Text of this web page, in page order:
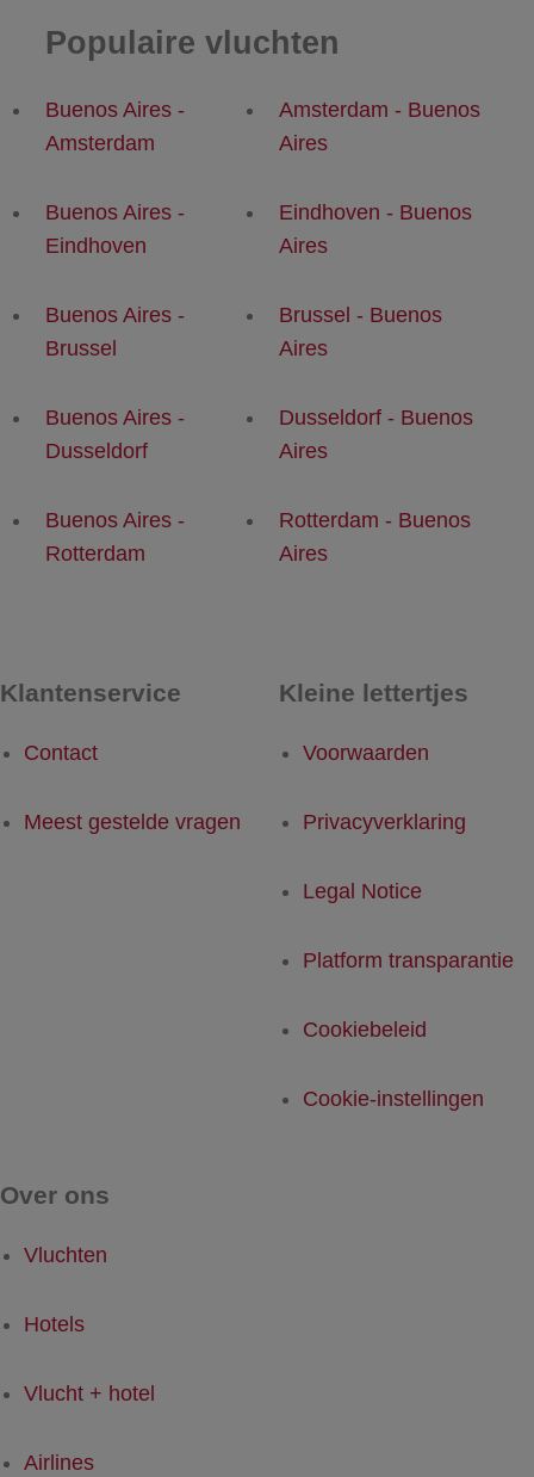
Populaire vluchten
Buenos Aires -
Amsterdam
Amsterdam - Buenos
Aires
Buenos Aires -
Eindhoven
Eindhoven - Buenos
Aires
Buenos Aires -
Brussel
Brussel - Buenos
Aires
Buenos Aires -
Dusseldorf
Dusseldorf - Buenos
Aires
Buenos Aires -
Rotterdam
Rotterdam - Buenos
Aires
Klantenservice
Contact
Meest gestelde vragen
Kleine lettertjes
Voorwaarden
Privacyverklaring
Legal Notice
Platform transparantie
Cookiebeleid
Cookie-instellingen
Over ons
Vluchten
Hotels
Vlucht + hotel
Airlines